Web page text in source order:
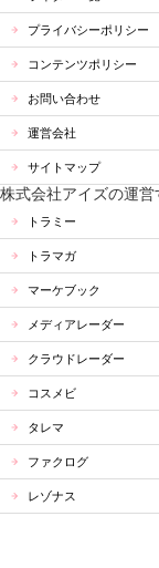
プライバシーポリシー
コンテンツポリシー
お問い合わせ
運営会社
サイトマップ
株式会社アイズの運営
トラミー
トラマガ
マーケブック
メディアレーダー
クラウドレーダー
コスメビ
タレマ
ファクログ
レゾナス